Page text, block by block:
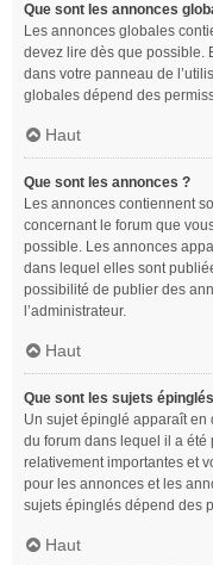
Que sont les annonces
Les annonces globales
devez lire dès que possible.
dans votre panneau de
globales dépend des
Haut
Que sont les annonces ?
Les annonces contiennent
concernant le forum que
possible. Les annonces
dans lequel elles sont
possibilité de publier des
l’administrateur.
Haut
Que sont les sujets
Un sujet épinglé apparaît
du forum dans lequel il a
relativement importantes et
pour les annonces et les
sujets épinglés dépend des
Haut